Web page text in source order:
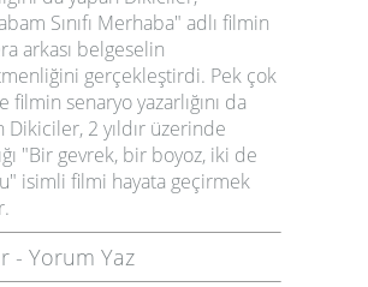
Sınıfı Merhaba" adlı filmin
arkası belgeselin
gerçekleştirdi. Pek çok
filmin senaryo yazarlığını da
Dikiciler, 2 yıldır üzerinde
"Bir gevrek, bir boyoz, iki de
isimli filmi hayata geçirmek
- Yorum Yaz